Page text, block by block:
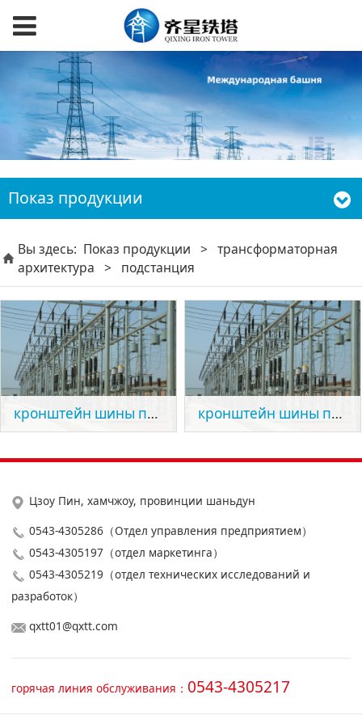
Показ продукции
Вы здесь: Показ продукции > трансформаторная
архитектура > подстанция
кронштейн шины подстанции 330kV кронштейн шины подстанции 330kV
Цзоу Пин, хамчжоу, провинции шаньдун
0543-4305286（Отдел управления предприятием）
0543-4305197（отдел маркетинга）
0543-4305219（отдел технических исследований и
разработок）
qxtt01@qxtt.com
горячая линия обслуживания： 0543-4305217